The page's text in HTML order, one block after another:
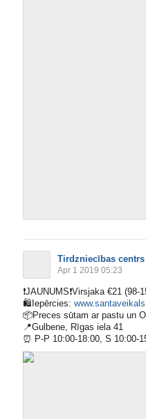
Tirdzniecības centrs
Apr 1 2019 05:23
❗️JAUNUMS❗️Virsjaka €21 (98-
🛍 Iepērcies:
📦Preces sūtam ar pastu un
📍Gulbene, Rīgas iela 41
⏰ P-P 10:00-18:00, S 10:00-